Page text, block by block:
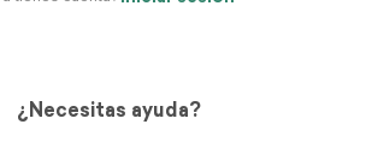
¿Necesitas ayuda?